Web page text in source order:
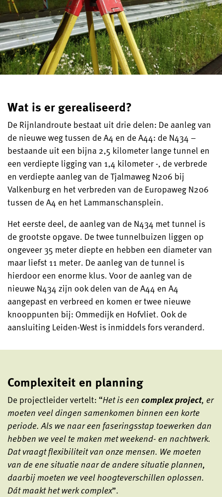
Wat is er gerealiseerd?
De Rijnlandroute bestaat uit drie delen: De aanleg van
de nieuwe weg tussen de A4 en de A44: de N434 –
bestaande uit een bijna 2,5 kilometer lange tunnel en
een verdiepte ligging van 1,4 kilometer -, de verbrede
en verdiepte aanleg van de Tjalmaweg N206 bij
Valkenburg en het verbreden van de Europaweg N206
tussen de A4 en het Lammanschansplein.
Het eerste deel, de aanleg van de N434 met tunnel is
de grootste opgave. De twee tunnelbuizen liggen op
ongeveer 35 meter diepte en hebben een diameter van
maar liefst 11 meter. De aanleg van de tunnel is
hierdoor een enorme klus. Voor de aanleg van de
nieuwe N434 zijn ook delen van de A44 en A4
aangepast en verbreed en komen er twee nieuwe
knooppunten bij: Ommedijk en Hofvliet. Ook de
aansluiting Leiden-West is inmiddels fors veranderd.
Complexiteit en planning
De projectleider vertelt: “Het is eencomplex project, er
moeten veel dingen samenkomen binnen een korte
periode. Als we naar een faseringsstap toewerken dan
hebben we veel te maken met weekend- en nachtwerk.
Dat vraagt flexibiliteit van onze mensen. We moeten
van de ene situatie naar de andere situatie plannen,
daarbij moeten we veel hoogteverschillen oplossen.
Dát maakt het werk complex”.